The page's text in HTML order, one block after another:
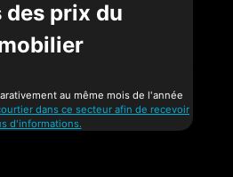
des prix du
au même mois de l'année
dans ce secteur afin de recevoir
d'informations.